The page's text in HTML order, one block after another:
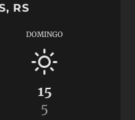
RS
DOMINGO
15
5